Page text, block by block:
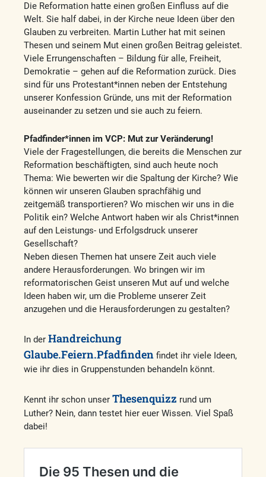
Die Reformation hatte einen großen Einfluss auf die
Welt. Sie half dabei, in der Kirche neue Ideen über den
Glauben zu verbreiten. Martin Luther hat mit seinen
Thesen und seinem Mut einen großen Beitrag geleistet.
Viele Errungenschaften – Bildung für alle, Freiheit,
Demokratie – gehen auf die Reformation zurück. Dies
sind für uns Protestant*innen neben der Entstehung
unserer Konfession Gründe, uns mit der Reformation
auseinander zu setzen und sie auch zu feiern.
Pfadfinder*innen im VCP: Mut zur Veränderung!
Viele der Fragestellungen, die bereits die Menschen zur
Reformation beschäftigten, sind auch heute noch
Thema: Wie bewerten wir die Spaltung der Kirche? Wie
können wir unseren Glauben sprachfähig und
zeitgemäß transportieren? Wo mischen wir uns in die
Politik ein? Welche Antwort haben wir als Christ*innen
auf den Leistungs- und Erfolgsdruck unserer
Gesellschaft?
Neben diesen Themen hat unsere Zeit auch viele
andere Herausforderungen. Wo bringen wir im
reformatorischen Geist unseren Mut auf und welche
Ideen haben wir, um die Probleme unserer Zeit
anzugehen und die Herausforderungen zu gestalten?
In der Handreichung
Glaube.Feiern.Pfadfinden findet ihr viele Ideen,
wie ihr dies in Gruppenstunden behandeln könnt.
Kennt ihr schon unser Thesenquizz rund um
Luther? Nein, dann testet hier euer Wissen. Viel Spaß
dabei!